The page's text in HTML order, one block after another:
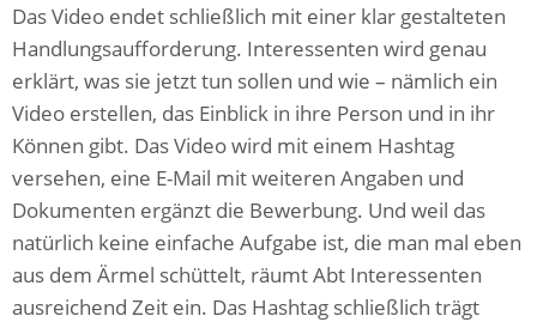
Das Video endet schließlich mit einer klar gestalteten
Handlungsaufforderung. Interessenten wird genau
erklärt, was sie jetzt tun sollen und wie – nämlich ein
Video erstellen, das Einblick in ihre Person und in ihr
Können gibt. Das Video wird mit einem Hashtag
versehen, eine E-Mail mit weiteren Angaben und
Dokumenten ergänzt die Bewerbung. Und weil das
natürlich keine einfache Aufgabe ist, die man mal eben
aus dem Ärmel schüttelt, räumt Abt Interessenten
ausreichend Zeit ein. Das Hashtag schließlich trägt